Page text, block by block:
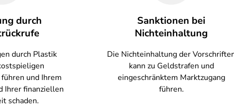
durch
durch Plastik
und Ihrem
Ihrer finanziellen
schaden.
Sanktionen bei
Nichteinhaltung
Die Nichteinhaltung der
kann zu Geldstrafen und
eingeschränktem Marktzugang
führen.